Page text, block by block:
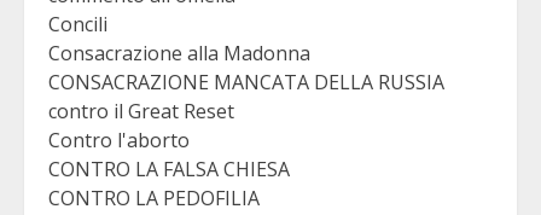
Concili
Consacrazione alla Madonna
CONSACRAZIONE MANCATA DELLA RUSSIA
contro il Great Reset
Contro l'aborto
CONTRO LA FALSA CHIESA
CONTRO LA PEDOFILIA